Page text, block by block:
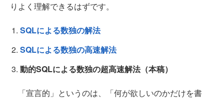
りよく理解できるはずです。
SQLによる数独の解法
SQLによる数独の高速解法
動的SQLによる数独の超高速解法（本稿）
「宣言的」というのは、「何が欲しいのかだけを書